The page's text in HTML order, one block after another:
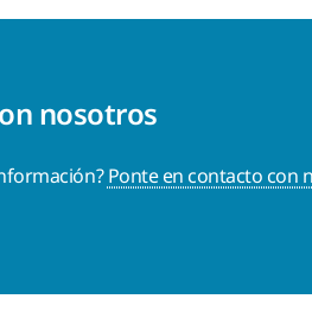
nosotros
Ponte en contacto con